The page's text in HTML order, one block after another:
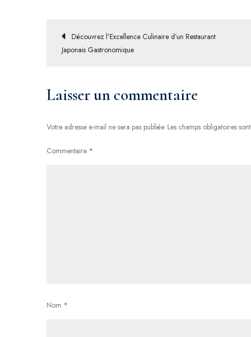
Navigation
l’article
Découvrez l’Excellence Culinaire d’un Restaurant
Japonais Gastronomique
Laisser un commentaire
Votre adresse e-mail ne sera pas publiée. Les champs obligatoires
Commentaire *
Nom *